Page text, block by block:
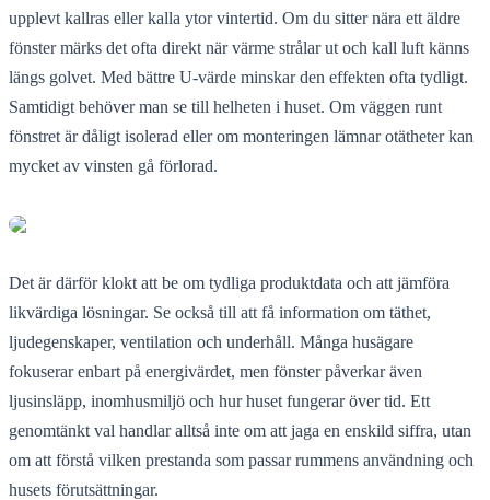
upplevt kallras eller kalla ytor vintertid. Om du sitter nära ett äldre
fönster märks det ofta direkt när värme strålar ut och kall luft känns
längs golvet. Med bättre U-värde minskar den effekten ofta tydligt.
Samtidigt behöver man se till helheten i huset. Om väggen runt
fönstret är dåligt isolerad eller om monteringen lämnar otätheter kan
mycket av vinsten gå förlorad.
Det är därför klokt att be om tydliga produktdata och att jämföra
likvärdiga lösningar. Se också till att få information om täthet,
ljudegenskaper, ventilation och underhåll. Många husägare
fokuserar enbart på energivärdet, men fönster påverkar även
ljusinsläpp, inomhusmiljö och hur huset fungerar över tid. Ett
genomtänkt val handlar alltså inte om att jaga en enskild siffra, utan
om att förstå vilken prestanda som passar rummens användning och
husets förutsättningar.